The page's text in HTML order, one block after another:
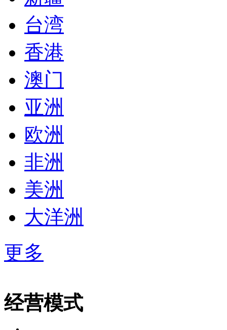
台湾
香港
澳门
亚洲
欧洲
非洲
美洲
大洋洲
更多
经营模式